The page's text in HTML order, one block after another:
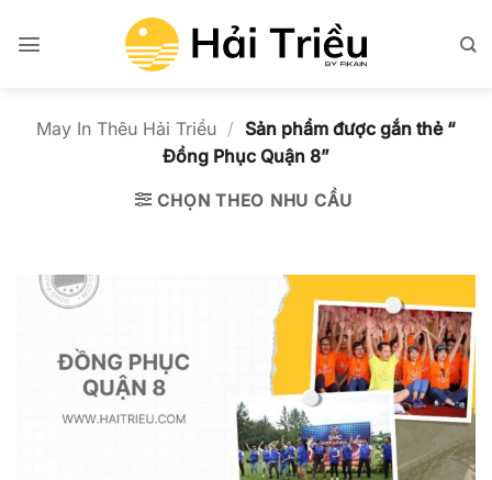
qua
May In Thêu Hải Triều / Sản phẩm được gắn thẻ “
Đồng Phục Quận 8”
CHỌN THEO NHU CẦU